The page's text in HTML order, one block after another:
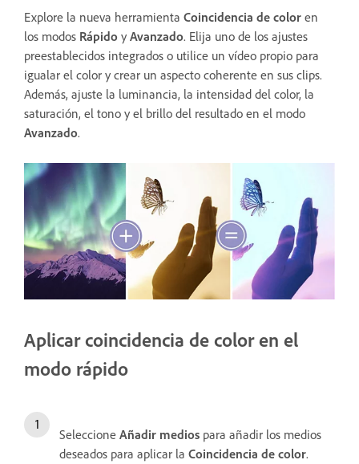
Explore la nueva herramienta Coincidencia de color en
los modos Rápido y Avanzado. Elija uno de los ajustes
preestablecidos integrados o utilice un vídeo propio para
igualar el color y crear un aspecto coherente en sus clips.
Además, ajuste la luminancia, la intensidad del color, la
saturación, el tono y el brillo del resultado en el modo
Avanzado.
Aplicar coincidencia de color en el
modo rápido
Seleccione Añadir medios para añadir los medios
deseados para aplicar la Coincidencia de color.